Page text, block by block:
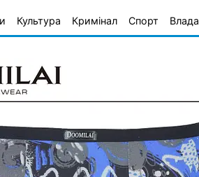
Культура Кримінал Спорт Влада